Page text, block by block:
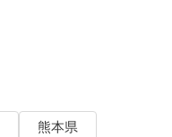
熊本県